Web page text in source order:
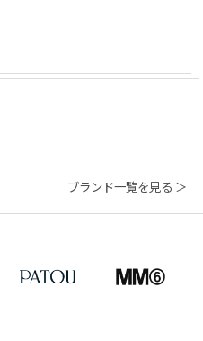
ブランド一覧を見る ＞